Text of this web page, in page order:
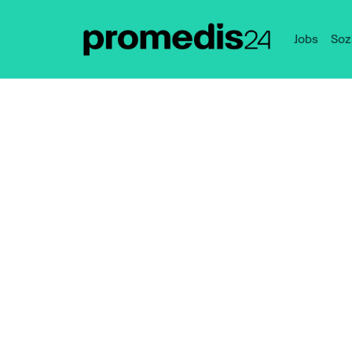
Jobs